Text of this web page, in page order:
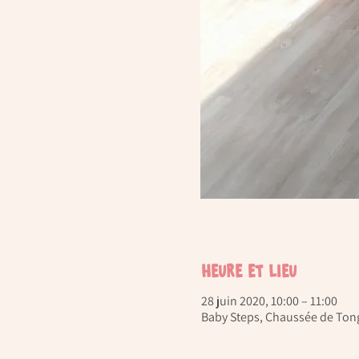
Heure et lieu
28 juin 2020, 10:00 – 11:00
Baby Steps, Chaussée de